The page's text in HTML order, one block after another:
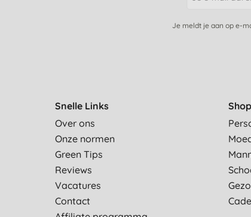
Je meldt je aan op e-
Snelle Links
Over ons
Onze normen
Green Tips
Reviews
Vacatures
Contact